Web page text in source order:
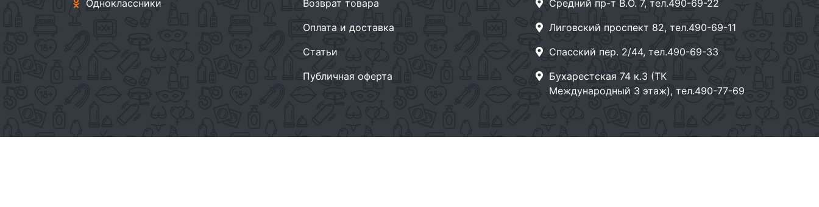
Одноклассники
Возврат товара
Оплата и доставка
Статьи
Публичная оферта
Средний пр-т В.О. 7, тел.490-69-22
Лиговский проспект 82, тел.490-69-11
Спасский пер. 2/44, тел.490-69-33
Бухарестская 74 к.3 (ТК
Международный 3 этаж), тел.490-77-69